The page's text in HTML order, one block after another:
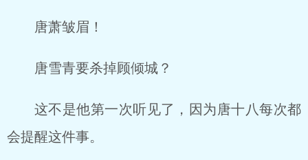
唐萧皱眉！
唐雪青要杀掉顾倾城？
这不是他第一次听见了，因为唐十八每次都
会提醒这件事。